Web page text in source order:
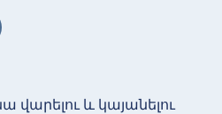
վարելու և կայանելու